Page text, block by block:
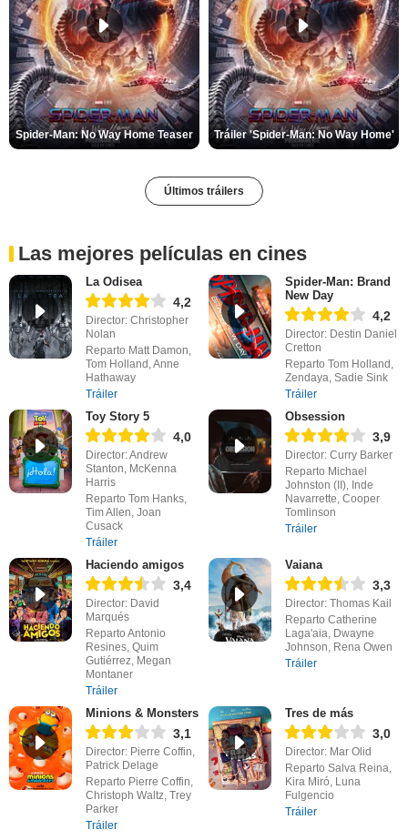
Spider-Man: No Way Home Teaser Tráiler 'Spider-Man: No Way Home'
Últimos tráilers
Las mejores películas en cines
La Odisea
4,2
Director: Christopher
Nolan
Reparto Matt Damon,
Tom Holland, Anne
Hathaway
Tráiler
Spider-Man: Brand
New Day
4,2
Director: Destin Daniel
Cretton
Reparto Tom Holland,
Zendaya, Sadie Sink
Tráiler
Toy Story 5
4,0
Director: Andrew
Stanton, McKenna
Harris
Reparto Tom Hanks,
Tim Allen, Joan
Cusack
Tráiler
Obsession
3,9
Director: Curry Barker
Reparto Michael
Johnston (II), Inde
Navarrette, Cooper
Tomlinson
Tráiler
Haciendo amigos
3,4
Director: David
Marqués
Reparto Antonio
Resines, Quim
Gutiérrez, Megan
Montaner
Tráiler
Vaiana
3,3
Director: Thomas Kail
Reparto Catherine
Laga'aia, Dwayne
Johnson, Rena Owen
Tráiler
Minions & Monsters
3,1
Director: Pierre Coffin,
Patrick Delage
Reparto Pierre Coffin,
Christoph Waltz, Trey
Parker
Tráiler
Tres de más
3,0
Director: Mar Olid
Reparto Salva Reina,
Kira Miró, Luna
Fulgencio
Tráiler